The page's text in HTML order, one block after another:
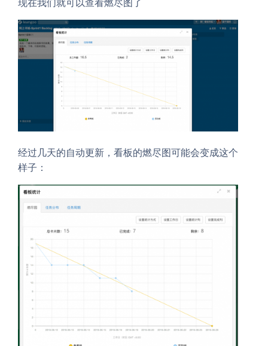
现在我们就可以查看燃尽图了
经过几天的自动更新，看板的燃尽图可能会变成这个
样子：